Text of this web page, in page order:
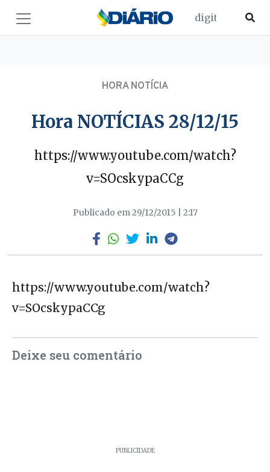
HORA NOTÍCIA
Hora NOTÍCIAS 28/12/15
https://www.youtube.com/watch?
v=SOcskypaCCg
Publicado em 29/12/2015 | 2:17
https://www.youtube.com/watch?
v=SOcskypaCCg
Deixe seu comentário
PUBLICIDADE